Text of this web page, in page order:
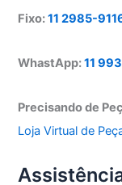
Fixo:11 2985-
WhastApp:11
Precisando de
Loja Virtual de